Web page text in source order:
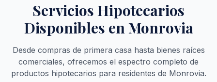
Servicios Hipotecarios
Disponibles en Monrovia
Desde compras de primera casa hasta bienes raíces
comerciales, ofrecemos el espectro completo de
productos hipotecarios para residentes de Monrovia.